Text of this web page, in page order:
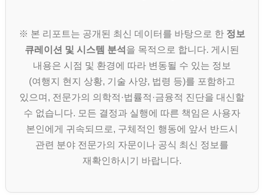
※ 본 리포트는 공개된 최신 데이터를 바탕으로 한 정보
큐레이션 및 시스템 분석 을 목적으로 합니다. 게시된
내용은 시점 및 환경에 따라 변동될 수 있는 정보
(여행지 현지 상황, 기술 사양, 법령 등)를 포함하고
있으며, 전문가의 의학적·법률적·금융적 진단을 대신할
수 없습니다. 모든 결정과 실행에 따른 책임은 사용자
본인에게 귀속되므로, 구체적인 행동에 앞서 반드시
관련 분야 전문가의 자문이나 공식 최신 정보를
재확인하시기 바랍니다.